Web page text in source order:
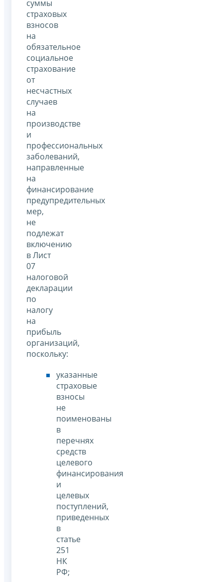
суммы
страховых
взносов
на
обязательное
социальное
страхование
от
несчастных
случаев
на
производстве
и
профессиональных
заболеваний,
направленные
на
финансирование
предупредительных
мер,
не
подлежат
включению
в Лист
07
налоговой
декларации
по
налогу
на
прибыль
организаций,
поскольку:
указанные
страховые
взносы
не
поименованы
в
перечнях
средств
целевого
финансирования
и
целевых
поступлений,
приведенных
в
статье
251
НК
РФ;